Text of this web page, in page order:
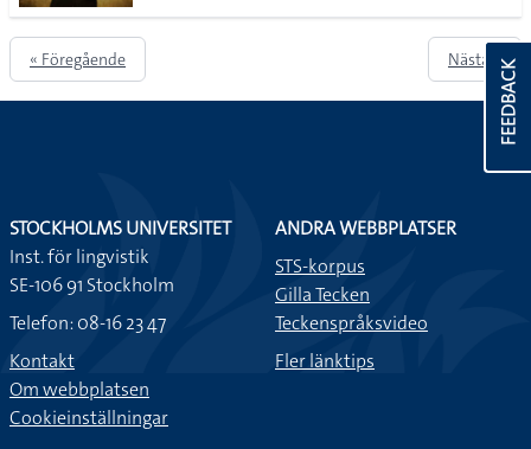
« Föregående Nästa » FEEDBACK
STOCKHOLMS UNIVERSITET
Inst. för lingvistik
SE-106 91 Stockholm
Telefon: 08-16 23 47
Kontakt
Om webbplatsen
Cookieinställningar
ANDRA WEBBPLATSER
STS-korpus
Gilla Tecken
Teckenspråksvideo
Fler länktips